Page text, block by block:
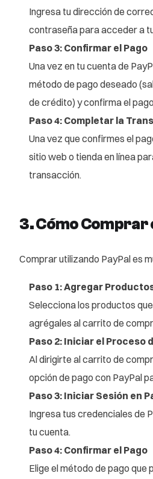
Ingresa tu dirección de
contraseña para acceder a
Paso 3: Confirmar el Pago
Una vez en tu cuenta de
método de pago deseado
de crédito) y confirma el
Paso 4: Completar la
Una vez que confirmes el
sitio web o tienda en línea
transacción.
3. Cómo Comprar
Comprar utilizando PayPal es
Paso 1: Agregar
Selecciona los productos
agrégales al carrito de
Paso 2: Iniciar el Proceso
Al dirigirte al carrito de
opción de pago con PayPal
Paso 3: Iniciar Sesión en
Ingresa tus credenciales de
tu cuenta.
Paso 4: Confirmar el Pago
Elige el método de pago que